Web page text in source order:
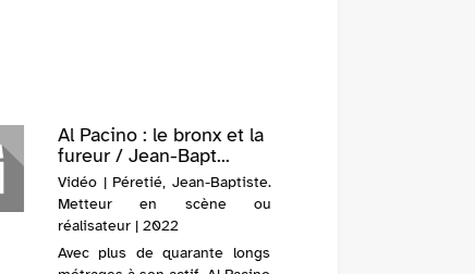
Al Pacino : le bronx et la
fureur / Jean-Bapt...
Vidéo | Péretié, Jean-Baptiste.
Metteur en scène ou
réalisateur | 2022
Avec plus de quarante longs